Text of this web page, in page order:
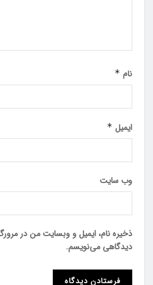
نام *
ایمیل *
وب‌ سایت
ذخیره نام، ایمیل و وبسایت من در
دیدگاهی می‌نویسم.